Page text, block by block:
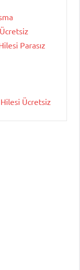
Parasız
Ücretsiz